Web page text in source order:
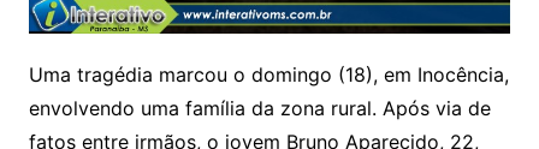
Uma tragédia marcou o domingo (18), em Inocência,
envolvendo uma família da zona rural. Após via de
fatos entre irmãos, o jovem Bruno Aparecido, 22,